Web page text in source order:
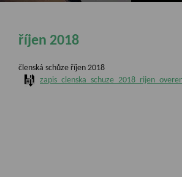
říjen 2018
členská schůze říjen 2018